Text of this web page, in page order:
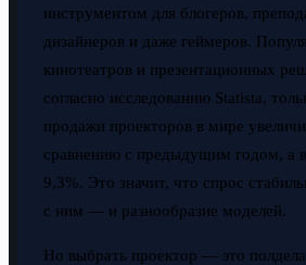
инструментом для блогеров,
дизайнеров и даже геймеров.
кинотеатров и презентационных
согласно исследованию Statista,
продажи проекторов в мире
сравнению с предыдущим годом, а
9,3%. Это значит, что спрос
с ним — и разнообразие моделей.
Но выбрать проектор — это